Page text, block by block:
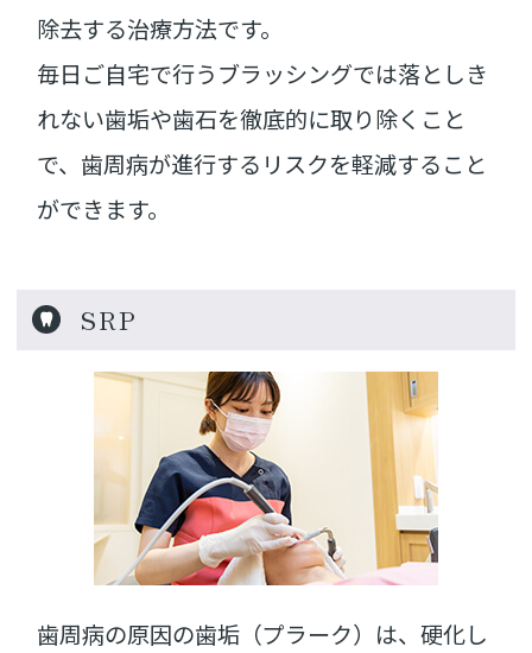
除去する治療方法です。
毎日ご自宅で行うブラッシングでは落としき
れない歯垢や歯石を徹底的に取り除くこと
で、歯周病が進行するリスクを軽減すること
ができます。
SRP
歯周病の原因の歯垢（プラーク）は、硬化し